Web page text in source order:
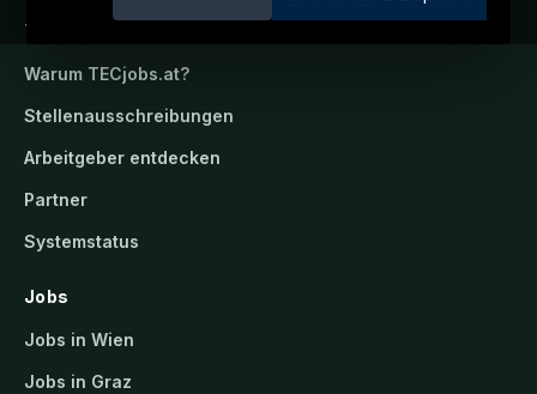
TECjobs.at
Warum TECjobs.at?
Stellenausschreibungen
Arbeitgeber entdecken
Partner
Systemstatus
Jobs
Jobs in Wien
Jobs in Graz